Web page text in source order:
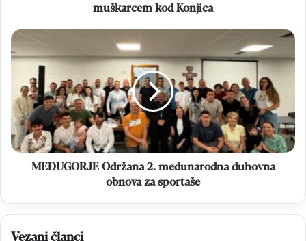
muškarcem kod Konjica
MEĐUGORJE
Održana
2.
međunarodna
duhovna
obnova
za
sportaše
MEĐUGORJE Održana 2. međunarodna duhovna
obnova za sportaše
Vezani članci